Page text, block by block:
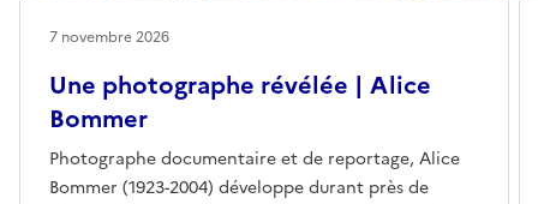
Une photographe révélée | Alice
Bommer
Photographe documentaire et de reportage, Alice
Bommer (1923-2004) développe durant près de
7 novembre 2026